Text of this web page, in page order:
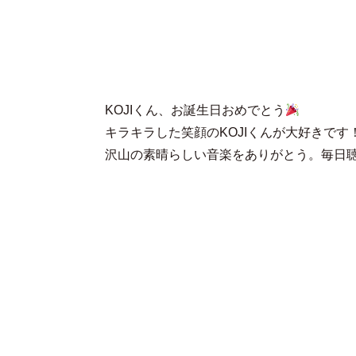
KOJIくん、お誕生日おめでとう
キラキラした笑顔のKOJIくんが大好きです
沢山の素晴らしい音楽をありがとう。毎日